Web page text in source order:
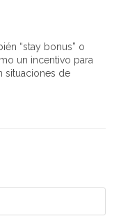
“stay bonus” o
un incentivo para
situaciones de